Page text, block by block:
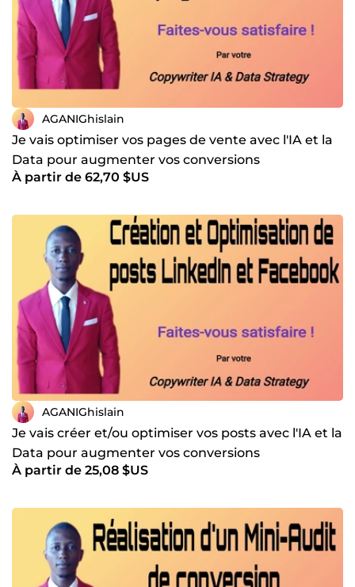
AGANIGhislain
Je vais optimiser vos pages de vente avec l'IA et la
Data pour augmenter vos conversions
À partir de 62,70 $US
AGANIGhislain
Je vais créer et/ou optimiser vos posts avec l'IA et la
Data pour augmenter vos conversions
À partir de 25,08 $US